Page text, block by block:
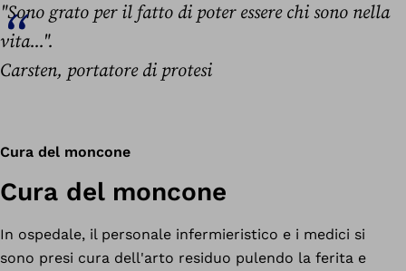
"Sono grato per il fatto di poter essere chi sono nella
vita...".
Carsten, portatore di protesi
Cura del moncone
Cura del moncone
In ospedale, il personale infermieristico e i medici si
sono presi cura dell'arto residuo pulendo la ferita e